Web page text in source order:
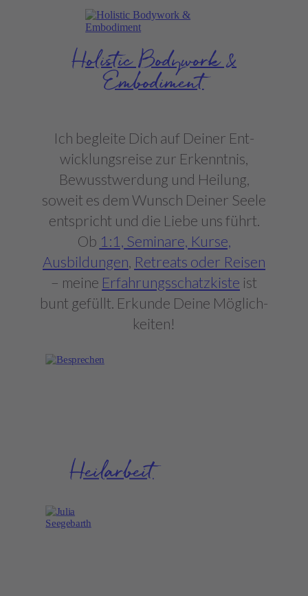
Holistic Bodywork &
Embodiment
Ich begleite Dich auf Deiner Ent­
wicklungs­reise zur Erkenntnis,
Bewusstwerdung und Heilung,
soweit es dem Wunsch Deiner Seele
entspricht und die Liebe uns führt.
Ob 1:1, Seminare, Kurse,
Ausbildungen, Retreats oder Reisen
– meine Erfahrungsschatzkiste ist
bunt gefüllt. Erkunde Deine Möglich­­
keiten!
Heil­arbeit